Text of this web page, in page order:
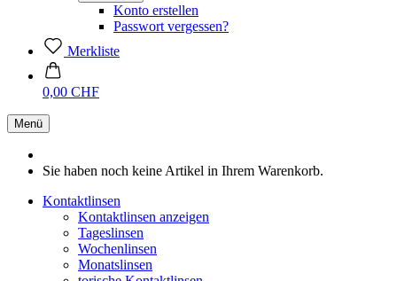
Konto erstellen
Passwort vergessen?
Merkliste
0,00 CHF
Menü
Sie haben noch keine Artikel in Ihrem Warenkorb.
Kontaktlinsen
Kontaktlinsen anzeigen
Tageslinsen
Wochenlinsen
Monatslinsen